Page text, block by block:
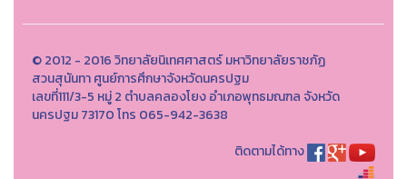
© 2012 - 2016 วิทยาลัยนิเทศศาสตร์ มหาวิทยาลัยราชภัฏ
สวนสุนันทา ศูนย์การศึกษาจังหวัดนครปฐม
เลขที่111/3-5 หมู่ 2 ตำบลคลองโยง อำเภอพุทธมณฑล จังหวัด
นครปฐม 73170 โทร 065-942-3638
ติดตามได้ทาง